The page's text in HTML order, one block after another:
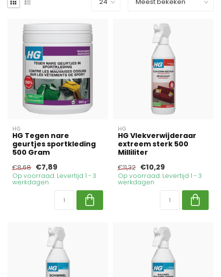
HG
HG Tegen nare
geurtjes sportkleding
500 Gram
€8,68 €7,89
Op voorraad. Levertijd 1 - 3
werkdagen
HG
HG Vlekverwijderaar
extreem sterk 500
Milliliter
€11,32 €10,29
Op voorraad. Levertijd 1 - 3
werkdagen